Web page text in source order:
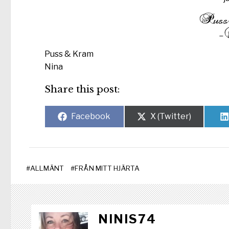
Puss & Kram
Nina
Share this post:
Dela
Facebook
Dela
X (Twitter)
#ALLMÄNT #FRÅN MITT HJÄRTA
NINIS74